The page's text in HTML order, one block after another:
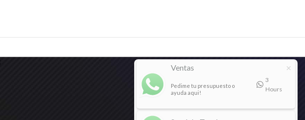
Ventas
Pedime tu presupuesto o
ayuda aqui!
3
Hours